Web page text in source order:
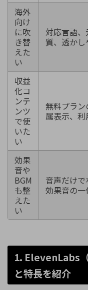
海外
向け
に吹
き替
えた
い
対応言語
質、透か
収益
化コ
ンテ
ンツ
で使
いた
い
無料プラ
属表示、利
効果
音や
BGM
も整
えた
い
音声だけで
効果音の一
1. ElevenLabs
と特長を紹介